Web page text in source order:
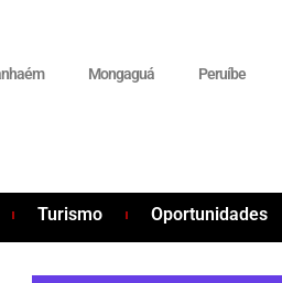
Mongaguá Peruíbe
Turismo Oportunidades